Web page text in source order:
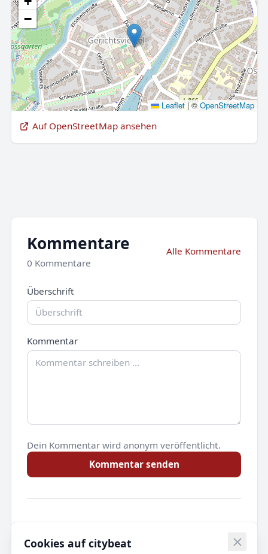
−
Leaflet |©OpenStreetMap
Auf OpenStreetMap ansehen
Kommentare
0 Kommentare
Alle Kommentare
Überschrift
Kommentar
Dein Kommentar wird anonym veröffentlicht.
Kommentar senden
Noch keine Kommentare.
Cookies auf citybeat